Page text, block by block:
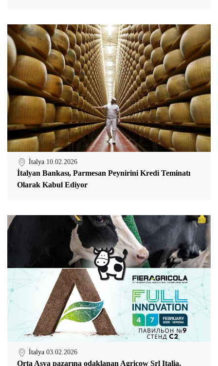
İtalya 10.02.2026
İtalyan Bankası, Parmesan Peynirini Kredi Teminatı
Olarak Kabul Ediyor
İtalya 03.02.2026
Orta Asya pazarına odaklanan Agricow Srl Italia,